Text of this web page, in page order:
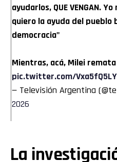
ayudarlos, QUE VENGAN.
quiero la ayuda del
democracia"
Mientras, acá, Milei
pic.twitter.com/
— Televisión Argentina
2026
La